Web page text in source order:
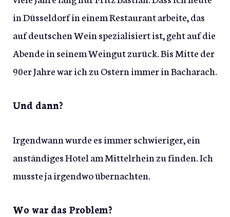
in Düsseldorf in einem Restaurant arbeite, das
auf deutschen Wein spezialisiert ist, geht auf die
Abende in seinem Weingut zurück. Bis Mitte der
90er Jahre war ich zu Ostern immer in Bacharach.
Und dann?
Irgendwann wurde es immer schwieriger, ein
anständiges Hotel am Mittelrhein zu finden. Ich
musste ja irgendwo übernachten.
Wo war das Problem?